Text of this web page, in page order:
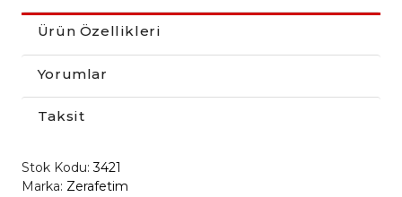
Ürün Özellikleri
Yorumlar
Taksit
Stok Kodu:3421
Marka: Zerafetim